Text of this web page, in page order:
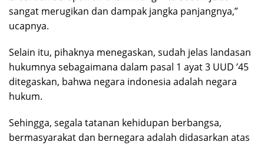
sangat merugikan dan dampak jangka panjangnya,”
ucapnya.
Selain itu, pihaknya menegaskan, sudah jelas landasan
hukumnya sebagaimana dalam pasal 1 ayat 3 UUD ’45
ditegaskan, bahwa negara indonesia adalah negara
hukum.
Sehingga, segala tatanan kehidupan berbangsa,
bermasyarakat dan bernegara adalah didasarkan atas